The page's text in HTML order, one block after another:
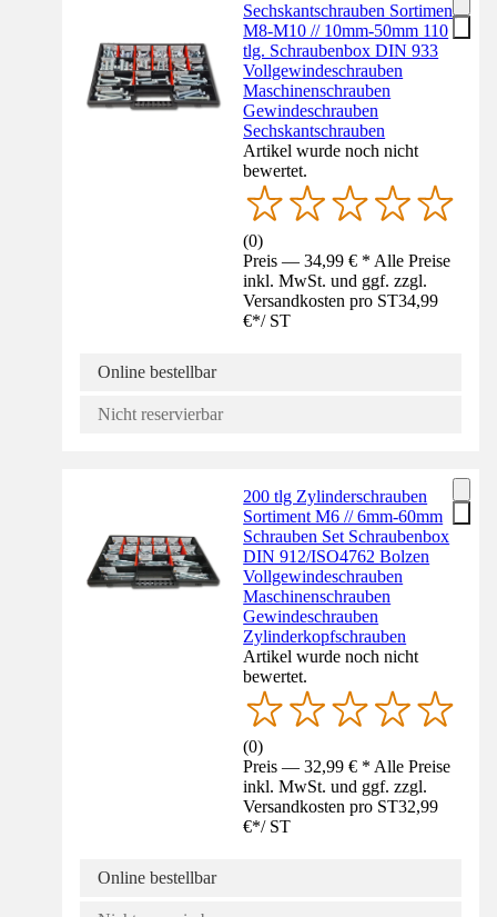
Sechskantschrauben Sortiment
M8-M10 // 10mm-50mm 110
tlg. Schraubenbox DIN 933
Vollgewindeschrauben
Maschinenschrauben
Gewindeschrauben
Sechskantschrauben
Artikel wurde noch nicht
bewertet.
(0)
Preis — 34,99 € * Alle Preise
inkl. MwSt. und ggf. zzgl.
Versandkosten pro ST34,99
€*/ ST
Online bestellbar
Nicht reservierbar
200 tlg Zylinderschrauben
Sortiment M6 // 6mm-60mm
Schrauben Set Schraubenbox
DIN 912/ISO4762 Bolzen
Vollgewindeschrauben
Maschinenschrauben
Gewindeschrauben
Zylinderkopfschrauben
Artikel wurde noch nicht
bewertet.
(0)
Preis — 32,99 € * Alle Preise
inkl. MwSt. und ggf. zzgl.
Versandkosten pro ST32,99
€*/ ST
Online bestellbar